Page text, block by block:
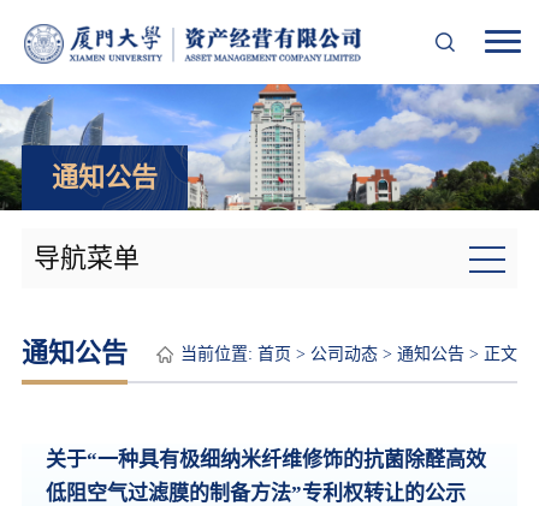
通知公告
导航菜单
当前位置:首页 > 公司动态 >通知公告 > 正文
通知公告
关于“一种具有极细纳米纤维修饰的抗菌除醛高效
低阻空气过滤膜的制备方法”专利权转让的公示